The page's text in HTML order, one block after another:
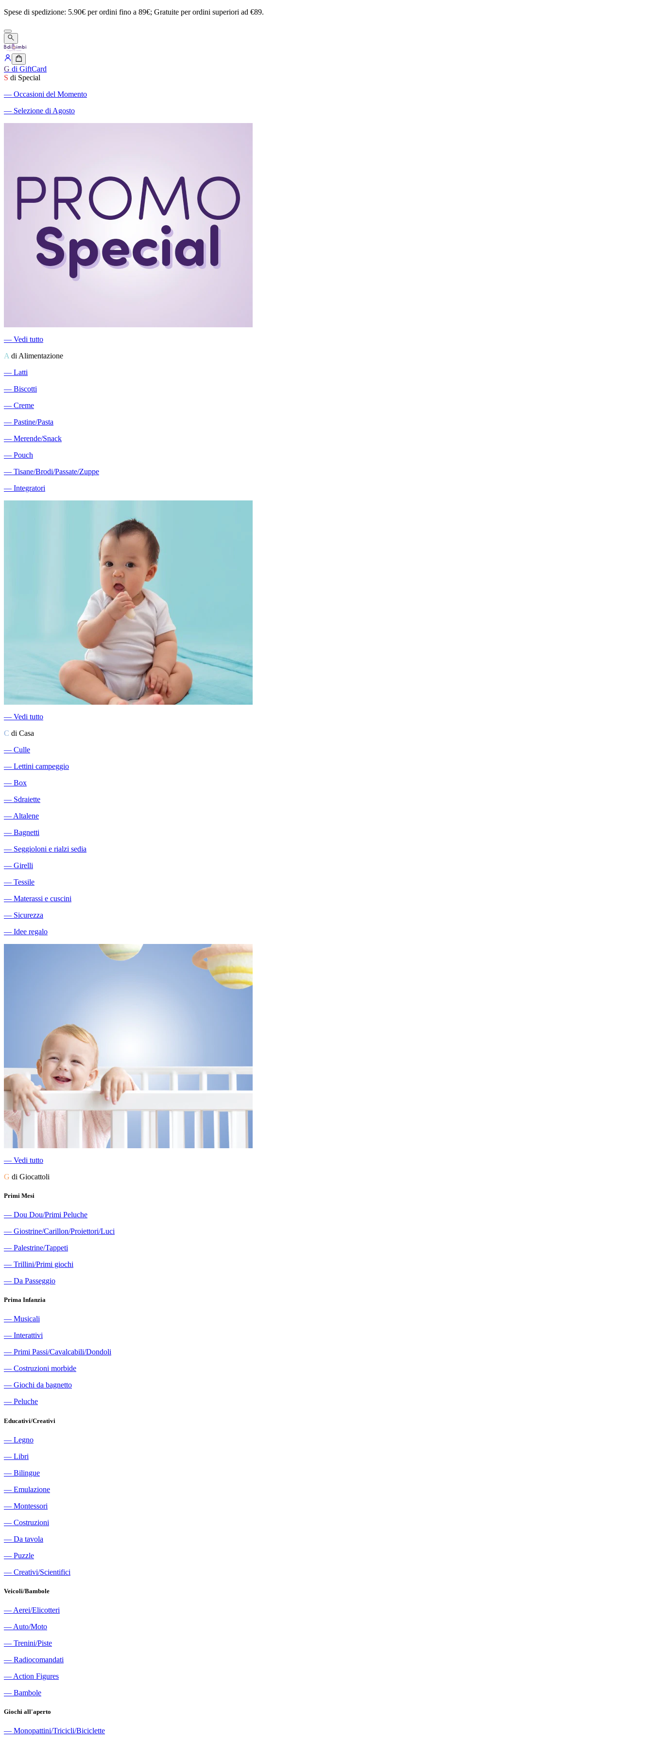
Spese di spedizione: 5.90€ perordini fino a 89€; Gratuite perordini superiori ad €89.
G di GiftCard
S di Special
― Occasioni del Momento
― Selezione di Agosto
― Vedi tutto
A di Alimentazione
― Latti
― Biscotti
― Creme
― Pastine/Pasta
― Merende/Snack
― Pouch
― Tisane/Brodi/Passate/Zuppe
― Integratori
― Vedi tutto
C di Casa
― Culle
― Lettini campeggio
― Box
― Sdraiette
― Altalene
― Bagnetti
― Seggioloni e rialzi sedia
― Girelli
― Tessile
― Materassi e cuscini
― Sicurezza
― Idee regalo
― Vedi tutto
G di Giocattoli
Primi Mesi
― Dou Dou/Primi Peluche
― Giostrine/Carillon/Proiettori/Luci
― Palestrine/Tappeti
― Trillini/Primi giochi
― Da Passeggio
Prima Infanzia
― Musicali
― Interattivi
― Primi Passi/Cavalcabili/Dondoli
― Costruzioni morbide
― Giochi da bagnetto
― Peluche
Educativi/Creativi
― Legno
― Libri
― Bilingue
― Emulazione
― Montessori
― Costruzioni
― Da tavola
― Puzzle
― Creativi/Scientifici
Veicoli/Bambole
― Aerei/Elicotteri
― Auto/Moto
― Trenini/Piste
― Radiocomandati
― Action Figures
― Bambole
Giochi all'aperto
― Monopattini/Tricicli/Biciclette